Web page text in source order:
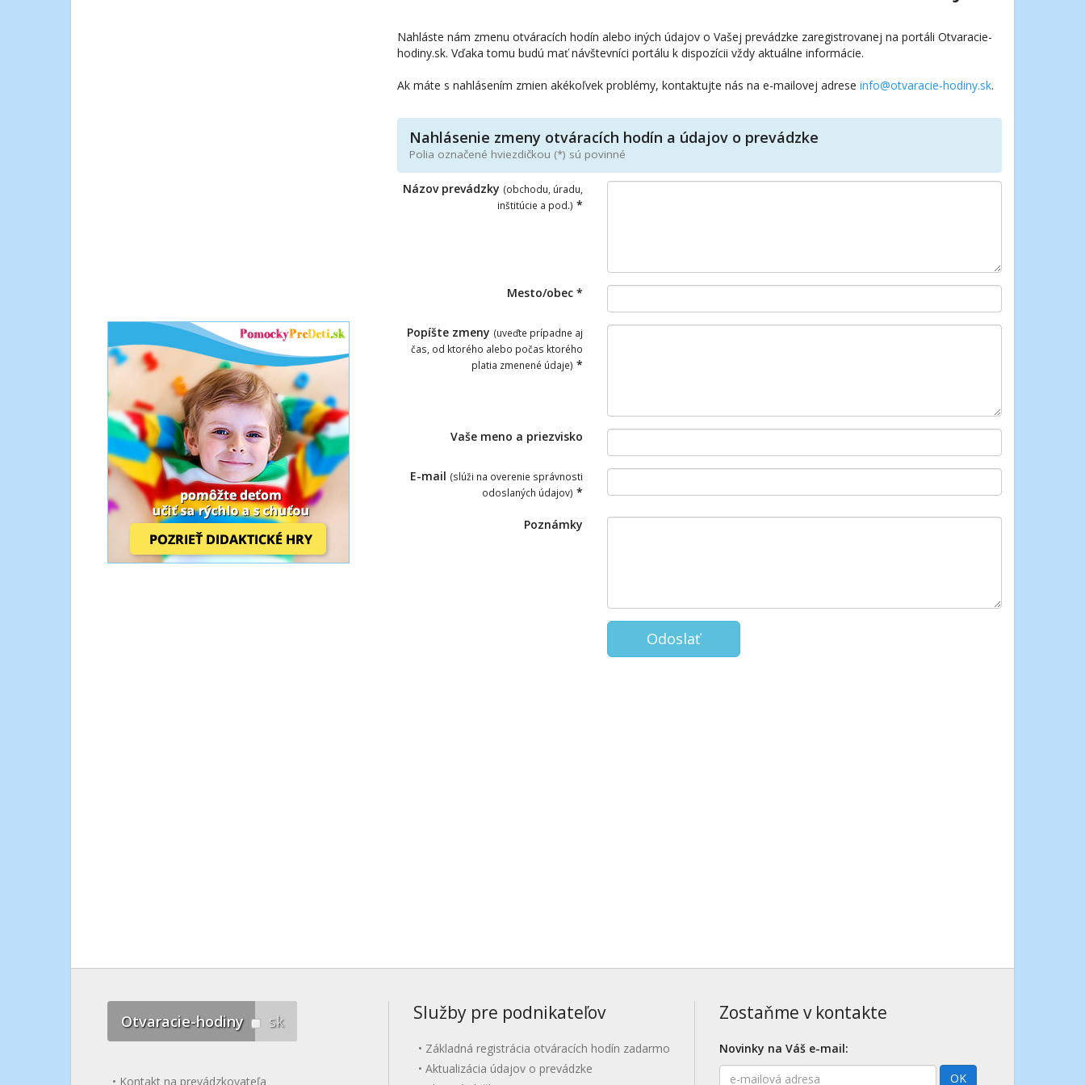
Nahláste nám zmenu otváracích hodín alebo iných údajov o Vašej prevádzke zaregistrovanej na portáli Otvaracie-
hodiny.sk. Vďaka tomu budú mať návštevníci portálu k dispozícii vždy aktuálne informácie.
Ak máte s nahlásením zmien akékoľvek problémy, kontaktujte nás na e-mailovej adreseinfo@otvaracie-hodiny.sk.
Nahlásenie zmeny otváracích hodín a údajov o prevádzke
Polia označené hviezdičkou (*) sú povinné
Názov prevádzky (obchodu, úradu,
inštitúcie a pod.) *
Mesto/obec *
Popíšte zmeny (uveďte prípadne aj
čas, od ktorého alebo počas ktorého
platia zmenené údaje) *
Vaše meno a priezvisko
E-mail (slúži na overenie správnosti
odoslaných údajov) *
Poznámky
Odoslať
Otvaracie-hodiny sk
Kontakt na prevádzkovateľa
Služby pre podnikateľov
Základná registrácia otváracích hodín zadarmo
Aktualizácia údajov o prevádzke
Zostaňme v kontakte
Novinky na Váš e-mail:
E-
OK